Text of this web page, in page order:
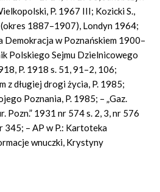
P. 1967 III; Kozicki S.,
1887–1907), Londyn 1964;
Demokracja w Poznańskiem 1900–
Polskiego Sejmu Dzielnicowego
P. 1918 s. 51, 91–2, 106;
z długiej drogi życia, P. 1985;
Poznania, P. 1985; – „Gaz.
Pozn.” 1931 nr 574 s. 2, 3, nr 576
345; – AP w P.: Kartoteka
wnuczki, Krystyny